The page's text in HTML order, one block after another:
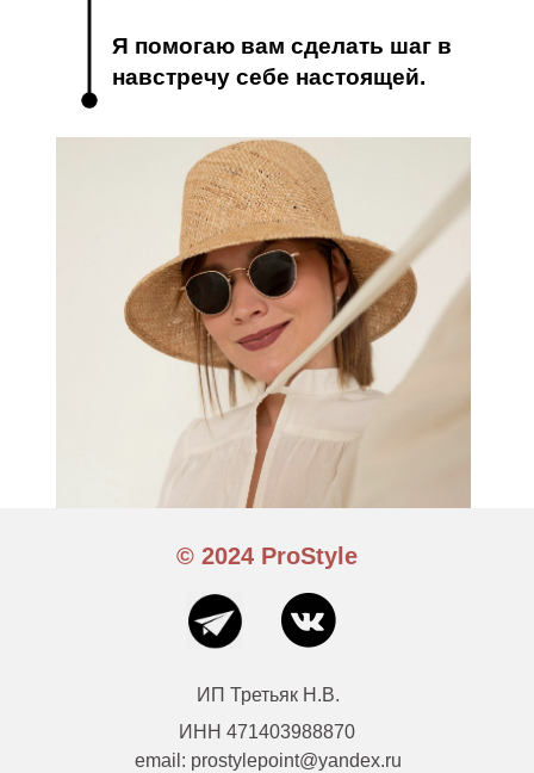
Я помогаю вам сделать шаг в
навстречу себе настоящей.
© 2024 ProStyle
email: prostylepoint@yandex.ru
ИНН 471403988870
ИП Третьяк Н.В.